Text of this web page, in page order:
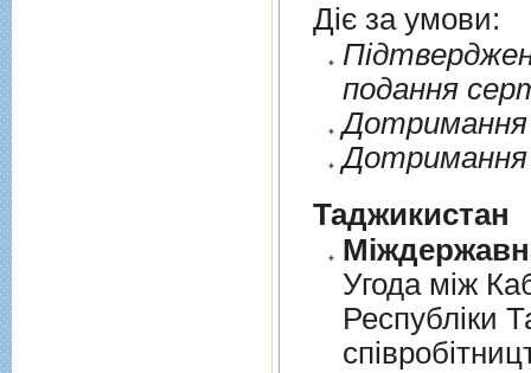
Діє за умови:
подання
Дотримання
Дотримання
Таджикистан
Угода мiж
Республiки